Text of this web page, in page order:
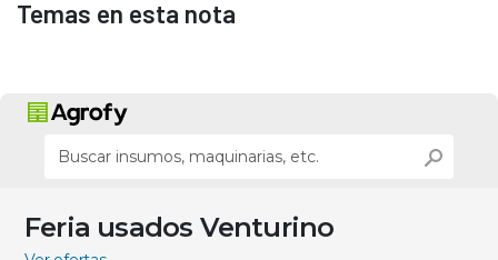
Temas en esta nota
Feria usados Venturino